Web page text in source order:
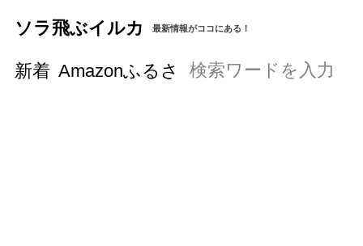
ソラ飛ぶイルカ 最新情報がココにある！
新着 Amazonふるさと納税の始め方と注